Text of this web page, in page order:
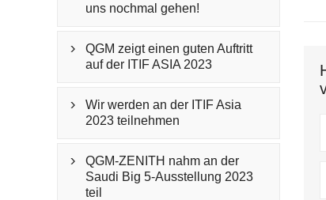
uns nochmal gehen!

QGM zeigt einen guten Auftritt
auf der ITIF ASIA 2023

Wir werden an der ITIF Asia
2023 teilnehmen

QGM-ZENITH nahm an der
Saudi Big 5-Ausstellung 2023
teil